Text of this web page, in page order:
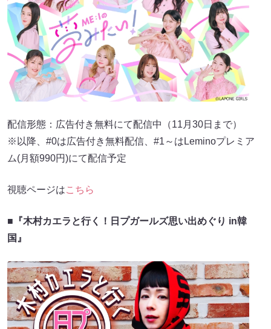
配信形態：広告付き無料にて配信中（11月30日まで）
※以降、#0は広告付き無料配信、#1～はLeminoプレミア
ム(月額990円)にて配信予定
視聴ページはこちら
■『木村カエラと行く！日プガールズ思い出めぐり in韓
国』